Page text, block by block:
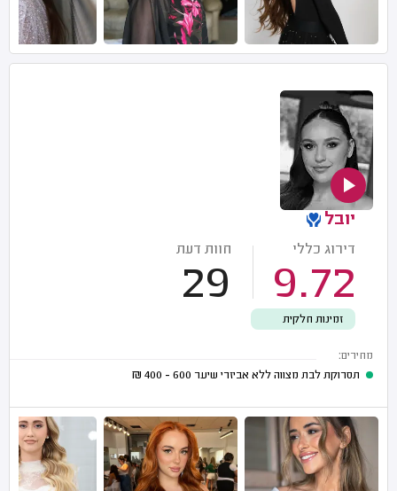
יובל
דירוג כללי
9.72
חוות דעת
29
זמינות חלקית
מחירים:
תסרוקת לבת מצווה ללא אביזרי שיער 600 - 400
₪